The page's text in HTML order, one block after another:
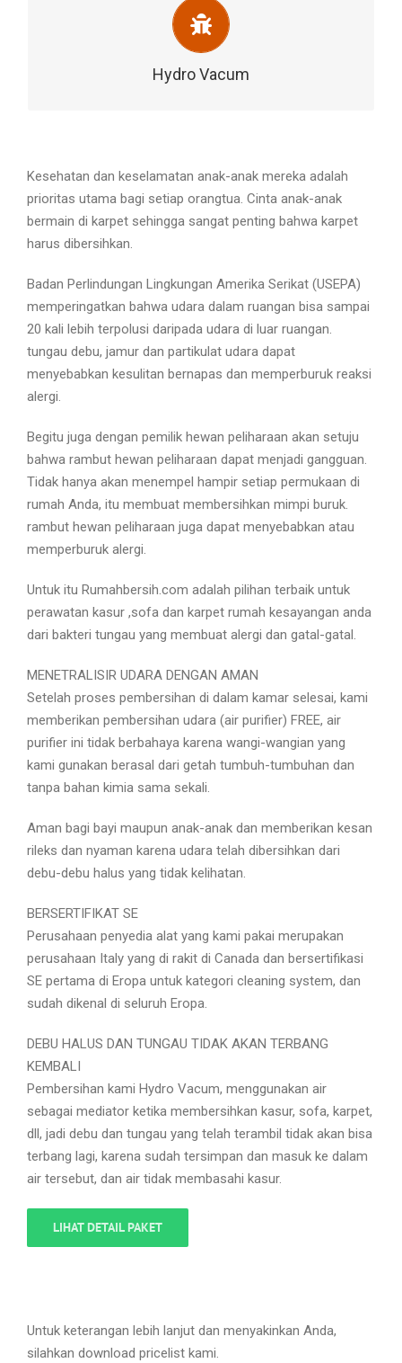
Hydro Vacum
Apa Kata Pelanggan ?
Kesehatan dan keselamatan anak-anak mereka adalah
prioritas utama bagi setiap orangtua. Cinta anak-anak
bermain di karpet sehingga sangat penting bahwa karpet
harus dibersihkan.
Badan Perlindungan Lingkungan Amerika Serikat (USEPA)
memperingatkan bahwa udara dalam ruangan bisa sampai
20 kali lebih terpolusi daripada udara di luar ruangan.
tungau debu, jamur dan partikulat udara dapat
menyebabkan kesulitan bernapas dan memperburuk reaksi
alergi.
Begitu juga dengan pemilik hewan peliharaan akan setuju
bahwa rambut hewan peliharaan dapat menjadi gangguan.
Tidak hanya akan menempel hampir setiap permukaan di
rumah Anda, itu membuat membersihkan mimpi buruk.
rambut hewan peliharaan juga dapat menyebabkan atau
memperburuk alergi.
Untuk itu Rumahbersih.com adalah pilihan terbaik untuk
perawatan kasur ,sofa dan karpet rumah kesayangan anda
dari bakteri tungau yang membuat alergi dan gatal-gatal.
MENETRALISIR UDARA DENGAN AMAN
Setelah proses pembersihan di dalam kamar selesai, kami
memberikan pembersihan udara (air purifier) FREE, air
purifier ini tidak berbahaya karena wangi-wangian yang
kami gunakan berasal dari getah tumbuh-tumbuhan dan
tanpa bahan kimia sama sekali.
Aman bagi bayi maupun anak-anak dan memberikan kesan
rileks dan nyaman karena udara telah dibersihkan dari
debu-debu halus yang tidak kelihatan.
BERSERTIFIKAT SE
Perusahaan penyedia alat yang kami pakai merupakan
perusahaan Italy yang di rakit di Canada dan bersertifikasi
SE pertama di Eropa untuk kategori cleaning system, dan
sudah dikenal di seluruh Eropa.
DEBU HALUS DAN TUNGAU TIDAK AKAN TERBANG
KEMBALI
Pembersihan kami Hydro Vacum, menggunakan air
sebagai mediator ketika membersihkan kasur, sofa, karpet,
dll, jadi debu dan tungau yang telah terambil tidak akan bisa
terbang lagi, karena sudah tersimpan dan masuk ke dalam
air tersebut, dan air tidak membasahi kasur.
LIHAT DETAIL PAKET
Untuk keterangan lebih lanjut dan menyakinkan Anda,
silahkan download pricelist kami.